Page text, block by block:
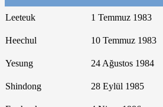
Leeteuk 1 Temmuz 1983
Heechul 10 Temmuz 1983
Yesung 24 Ağustos 1984
Shindong 28 Eylül 1985